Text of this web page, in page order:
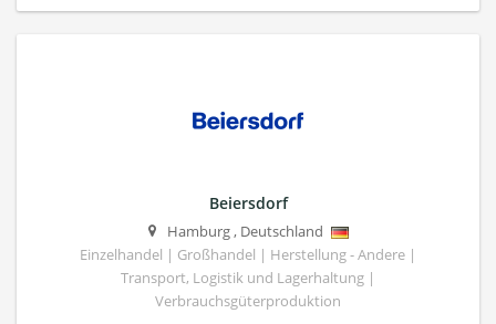
Beiersdorf
Hamburg, Deutschland
Einzelhandel | Großhandel | Herstellung - Andere |
Transport, Logistik und Lagerhaltung |
Verbrauchsgüterproduktion